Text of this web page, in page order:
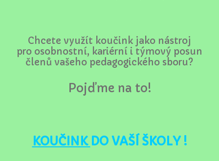
Chcete využít koučink jako nástroj
pro osobnostní, kariérní i týmový posun
členů vašeho pedagogického sboru?
Pojďme na to!
KOUČINK DO VAŠÍ ŠKOLY !